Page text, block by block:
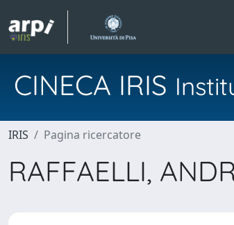
CINECA IRIS
IRIS Pagina ricercatore
RAFFAELLI,